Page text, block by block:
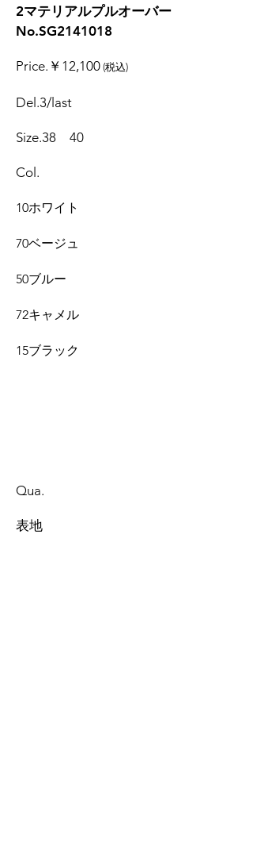
No.SG2141018
Price.￥12,100 (税込)
Del.3/last
Size.38 40
Col.
10ホワイト
70ベージュ
50ブルー
72キャメル
15ブラック
Qua.
表地
​2マテリアルプルオーバー